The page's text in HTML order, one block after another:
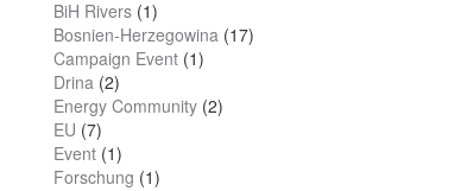
BiH Rivers (1)
Bosnien-Herzegowina (17)
Campaign Event (1)
Drina (2)
Energy Community (2)
EU (7)
Event (1)
Forschung (1)